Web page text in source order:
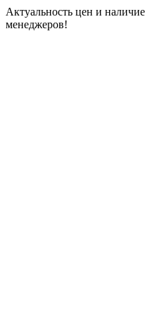
Актуальность цен и
менеджеров!